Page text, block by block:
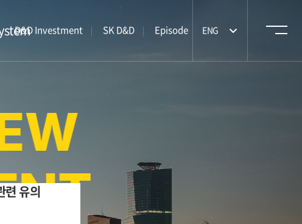
D&D Investment SK D&D Episode ENG
련 유의